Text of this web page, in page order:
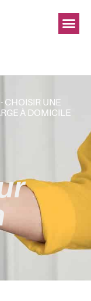
- CHOISIR UNE
À DOMICILE